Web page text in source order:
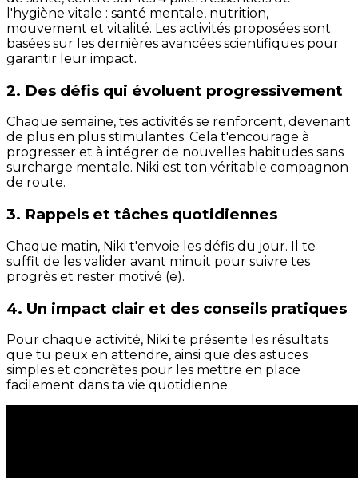
l'hygiène vitale : santé mentale, nutrition,
mouvement et vitalité. Les activités proposées sont
basées sur les dernières avancées scientifiques pour
garantir leur impact.
2. Des défis qui évoluent progressivement
Chaque semaine, tes activités se renforcent, devenant
de plus en plus stimulantes. Cela t'encourage à
progresser et à intégrer de nouvelles habitudes sans
surcharge mentale. Niki est ton véritable compagnon
de route.
3. Rappels et tâches quotidiennes
Chaque matin, Niki t'envoie les défis du jour. Il te
suffit de les valider avant minuit pour suivre tes
progrès et rester motivé (e).
4. Un impact clair et des conseils pratiques
Pour chaque activité, Niki te présente les résultats
que tu peux en attendre, ainsi que des astuces
simples et concrètes pour les mettre en place
facilement dans ta vie quotidienne.